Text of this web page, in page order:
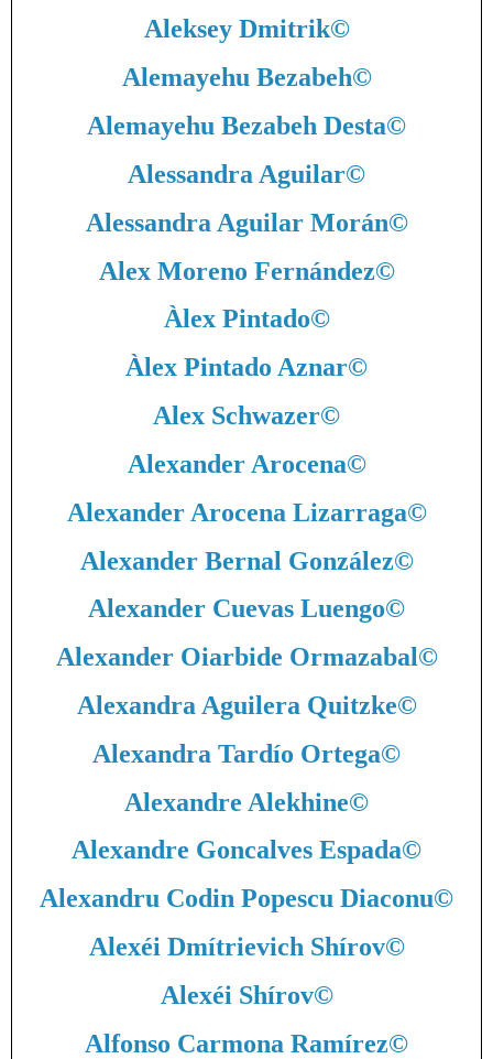
Aleksey Dmitrik©
Alemayehu Bezabeh©
Alemayehu Bezabeh Desta©
Alessandra Aguilar©
Alessandra Aguilar Morán©
Alex Moreno Fernández©
Àlex Pintado©
Àlex Pintado Aznar©
Alex Schwazer©
Alexander Arocena©
Alexander Arocena Lizarraga©
Alexander Bernal González©
Alexander Cuevas Luengo©
Alexander Oiarbide Ormazabal ©
Alexandra Aguilera Quitzke©
Alexandra Tardío Ortega©
Alexandre Alekhine©
Alexandre Goncalves Espada©
Alexandru Codin Popescu Diaconu©
Alexéi Dmítrievich Shírov©
Alexéi Shírov©
Alfonso Carmona Ramírez©